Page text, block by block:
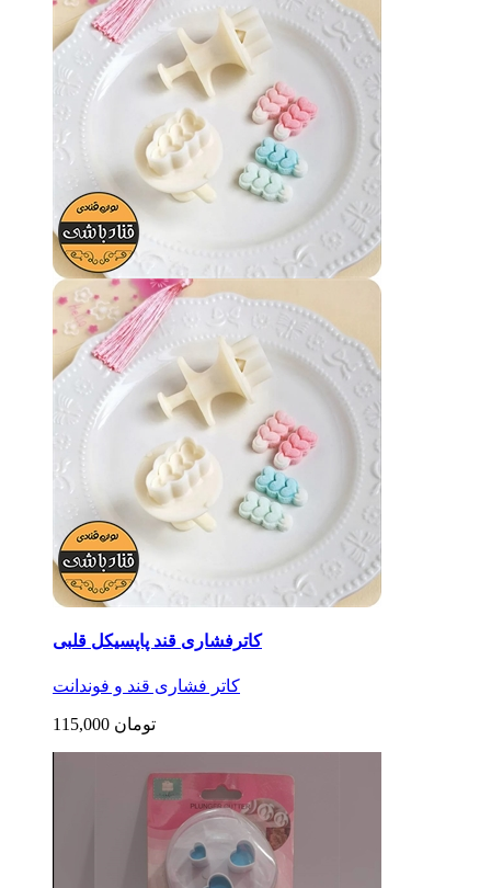
کاترفشاری قند پاپسیکل قلبی
کاتر فشاری قند و فوندانت
115,000 تومان